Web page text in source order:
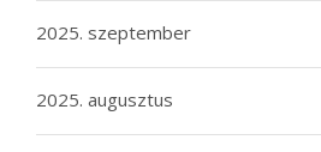
2025. szeptember
2025. augusztus